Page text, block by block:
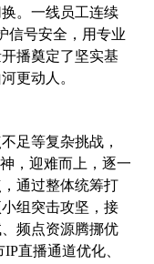
。一线员工连续
信号安全，用专业
播奠定了坚实基
更动人。
足等复杂挑战，
，迎难而上，逐一
通过整体统筹打
组突击攻坚，接
频点资源腾挪优
直播通道优化、